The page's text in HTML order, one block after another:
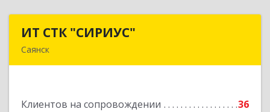
ИТ СТК "СИРИУС"
Саянск
Клиентов на сопровождении 36
ИТ СТК "СИРИУС"
Подробнее